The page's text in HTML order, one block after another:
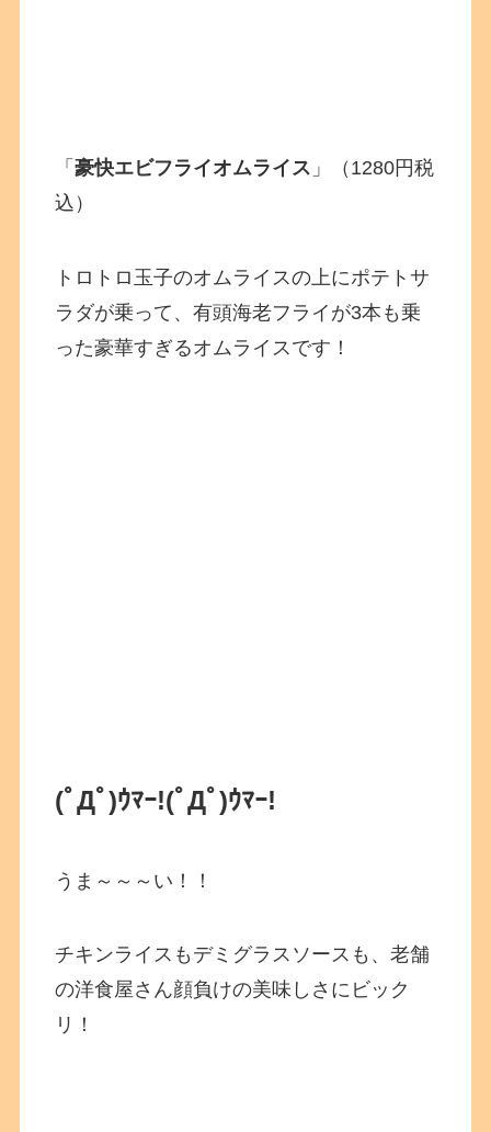
「豪快エビフライオムライス 」（1280円税
込）
トロトロ玉子のオムライスの上にポテトサ
ラダが乗って、有頭海老フライが3本も乗
った豪華すぎるオムライスです！
(ﾟДﾟ)ｳﾏｰ!(ﾟДﾟ)ｳﾏｰ!
うま～～～い！！
チキンライスもデミグラスソースも、老舗
の洋食屋さん顔負けの美味しさにビック
リ！